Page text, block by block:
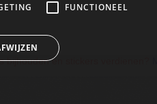
bijhouden en stickers verdienen?
FUNCTIONEEL